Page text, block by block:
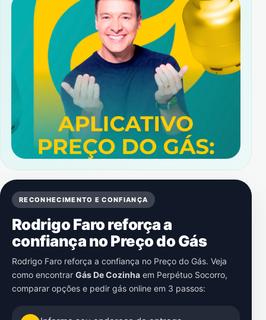
RECONHECIMENTO E CONFIANÇA
Rodrigo Faro reforça a
confiança no Preço do Gás
Rodrigo Faro reforça a confiança no Preço do Gás. Veja
como encontrar Gás De Cozinha em Perpétuo Socorro,
comparar opções e pedir gás online em 3 passos: